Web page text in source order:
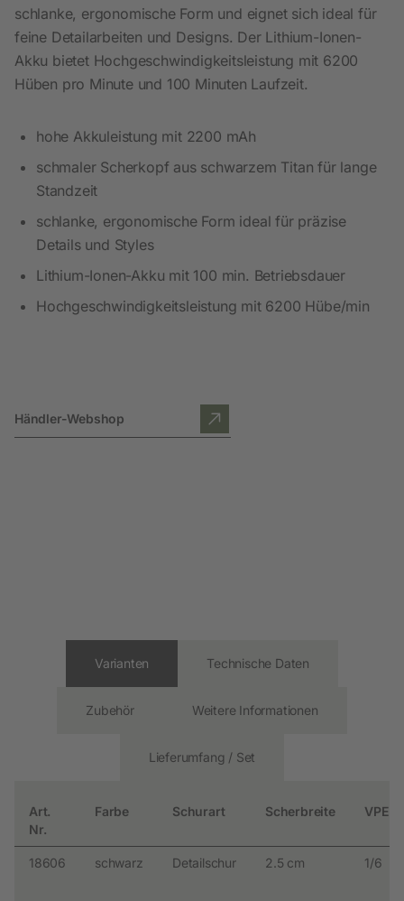
schlanke, ergonomische Form und eignet sich ideal für
feine Detailarbeiten und Designs. Der Lithium-Ionen-
Akku bietet Hochgeschwindigkeitsleistung mit 6200
Hüben pro Minute und 100 Minuten Laufzeit.
hohe Akkuleistung mit 2200 mAh
schmaler Scherkopf aus schwarzem Titan für lange
Standzeit
schlanke, ergonomische Form ideal für präzise
Details und Styles
Lithium-Ionen-Akku mit 100 min. Betriebsdauer
Hochgeschwindigkeitsleistung mit 6200 Hübe/min
Händler-Webshop
Varianten
Art.
Nr.
Farbe Schurart Scherbreite VPE
18606 schwarz Detailschur 2.5 cm 1/6
Technische Daten
Zubehör Weitere Informationen
Lieferumfang / Set